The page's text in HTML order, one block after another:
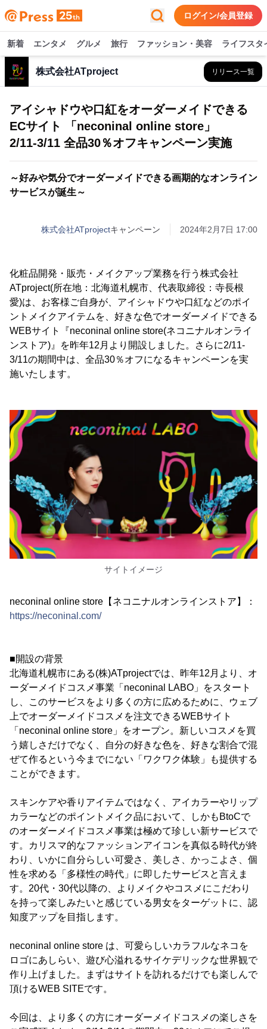
ログイン/会員登録
新着 エンタメ グルメ 旅行 ファッション・美容 ライフスタ
株式会社ATproject リリース一覧
アイシャドウや口紅をオーダーメイドできる
ECサイト 「neconinal online store」
2/11-3/11 全品30％オフキャンペーン実施
～好みや気分でオーダーメイドできる画期的なオンライン
サービスが誕生～
株式会社ATprojectキャンペーン 2024年2月7日 17:00
化粧品開発・販売・メイクアップ業務を行う株式会社
ATproject(所在地：北海道札幌市、代表取締役：寺長根
愛)は、お客様ご自身が、アイシャドウや口紅などのポイ
ントメイクアイテムを、好きな色でオーダーメイドできる
WEBサイト『neconinal online store(ネコニナルオンライ
ンストア)』を昨年12月より開設しました。さらに2/11-
3/11の期間中は、全品30％オフになるキャンペーンを実
施いたします。
サイトイメージ
neconinal online store【ネコニナルオンラインストア】：
https://neconinal.com/
■開設の背景
北海道札幌市にある(株)ATprojectでは、昨年12月より、オ
ーダーメイドコスメ事業「neconinal LABO」をスタート
し、このサービスをより多くの方に広めるために、ウェブ
上でオーダーメイドコスメを注文できるWEBサイト
「neconinal online store」をオープン。新しいコスメを買
う嬉しさだけでなく、自分の好きな色を、好きな割合で混
ぜて作るという今までにない「ワクワク体験」も提供する
ことができます。
スキンケアや香りアイテムではなく、アイカラーやリップ
カラーなどのポイントメイク品において、しかもBtoCで
のオーダーメイドコスメ事業は極めて珍しい新サービスで
す。カリスマ的なファッションアイコンを真似る時代が終
わり、いかに自分らしい可愛さ、美しさ、かっこよさ、個
性を求める「多様性の時代」に即したサービスと言えま
す。20代・30代以降の、よりメイクやコスメにこだわり
を持って楽しみたいと感じている男女をターゲットに、認
知度アップを目指します。
neconinal online store は、可愛らしいカラフルなネコを
ロゴにあしらい、遊び心溢れるサイケデリックな世界観で
作り上げました。まずはサイトを訪れるだけでも楽しんで
頂けるWEB SITEです。
今回は、より多くの方にオーダーメイドコスメの楽しさを